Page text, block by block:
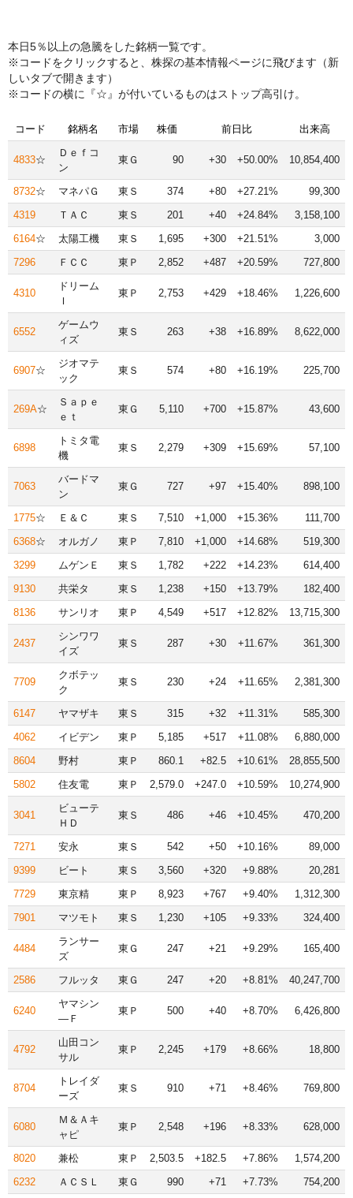
本日5％以上の急騰をした銘柄一覧です。
※コードをクリックすると、株探の基本情報ページに飛びます（新
しいタブで開きます）
※コードの横に『☆』が付いているものはストップ高引け。
コード 銘柄名 市場 株価 前日比 出来高
4833☆
Ｄｅｆコ
ン
東Ｇ 90 +30 +50.00% 10,854,400
8732☆ マネパＧ 東Ｓ 374 +80 +27.21%
99,300
4319
ＴＡＣ 東Ｓ 201 +40 +24.84%
3,158,100
6164☆ 太陽工機 東Ｓ 1,695 +300 +21.51%
3,000
7296
ＦＣＣ 東Ｐ 2,852 +487 +20.59% 727,800
4310
ドリーム
Ｉ
東Ｐ 2,753 +429 +18.46% 1,226,600
6552
ゲームウ
ィズ
東Ｓ 263 +38 +16.89% 8,622,000
6907☆
ジオマテ
ック
東Ｓ 574 +80 +16.19% 225,700
269A☆
Ｓａｐｅ
ｅｔ
東Ｇ 5,110 +700 +15.87% 43,600
6898
トミタ電
機
東Ｓ 2,279 +309 +15.69% 57,100
7063
バードマ
ン
東Ｇ 727 +97 +15.40% 898,100
1775☆ Ｅ＆Ｃ 東Ｓ 7,510 +1,000 +15.36%
111,700
6368☆ オルガノ 東Ｐ 7,810 +1,000 +14.68%
519,300
3299
ムゲンＥ 東Ｓ 1,782 +222 +14.23%
614,400
9130
共栄タ 東Ｓ 1,238 +150 +13.79%
182,400
8136
サンリオ 東Ｐ 4,549 +517 +12.82% 13,715,300
2437
シンワワ
イズ
東Ｓ 287 +30 +11.67% 361,300
7709
クボテッ
ク
東Ｓ 230 +24 +11.65% 2,381,300
6147 ヤマザキ 東Ｓ 315 +32 +11.31%
585,300
4062
イビデン 東Ｐ 5,185 +517 +11.08%
6,880,000
8604
野村 東Ｐ 860.1 +82.5 +10.61%
28,855,500
5802
住友電 東Ｐ 2,579.0 +247.0 +10.59% 10,274,900
3041
ビューテ
ＨＤ
東Ｓ 486 +46 +10.45% 470,200
7271 安永 東Ｓ 542 +50 +10.16%
89,000
9399
ビート 東Ｓ 3,560 +320 +9.88%
20,281
7729
東京精 東Ｐ 8,923 +767 +9.40%
1,312,300
7901
マツモト 東Ｓ 1,230 +105 +9.33% 324,400
4484
ランサー
ズ
東Ｇ 247 +21 +9.29% 165,400
2586 フルッタ 東Ｇ 247 +20 +8.81% 40,247,700
6240
ヤマシン
―Ｆ
東Ｐ 500 +40 +8.70% 6,426,800
4792
山田コン
サル
東Ｐ 2,245 +179 +8.66% 18,800
8704
トレイダ
ーズ
東Ｓ 910 +71 +8.46% 769,800
6080
Ｍ＆Ａキ
ャピ
東Ｐ 2,548 +196 +8.33% 628,000
8020 兼松 東Ｐ 2,503.5 +182.5 +7.86%
1,574,200
6232
ＡＣＳＬ 東Ｇ 990 +71 +7.73%
754,200